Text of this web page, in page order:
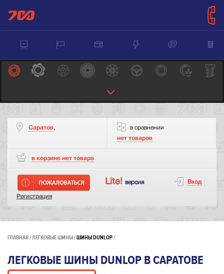
Саратов,
в сравнении
нет товаров
в корзине нет товара
Lite! версия Вход
Регистрация
ГЛАВНАЯ ЛЕГКОВЫЕ ШИНЫ ШИНЫ DUNLOP
ЛЕГКОВЫЕ ШИНЫ DUNLOP В САРАТОВЕ